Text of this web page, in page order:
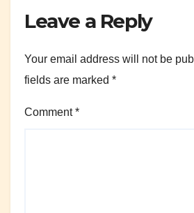
Leave a Reply
Your email address will not be
fields are marked *
Comment*